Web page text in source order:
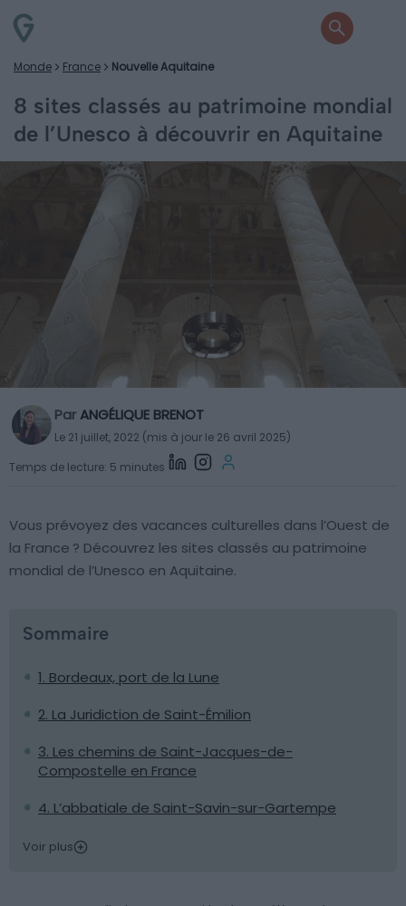
Monde France Nouvelle Aquitaine
8 sites classés au patrimoine mondial
de l’Unesco à découvrir en Aquitaine
ParANGÉLIQUE BRENOT
Le 21 juillet, 2022 (mis à jour le 26 avril 2025)
Temps de lecture: 5 minutes
Vous prévoyez des vacances culturelles dans l’Ouest de
la France ? Découvrez les sites classés au patrimoine
mondial de l’Unesco en Aquitaine.
Sommaire
1. Bordeaux, port de la Lune
2. La Juridiction de Saint-Émilion
3. Les chemins de Saint-Jacques-de-
Compostelle en France
4. L’abbatiale de Saint-Savin-sur-Gartempe
Voir plus